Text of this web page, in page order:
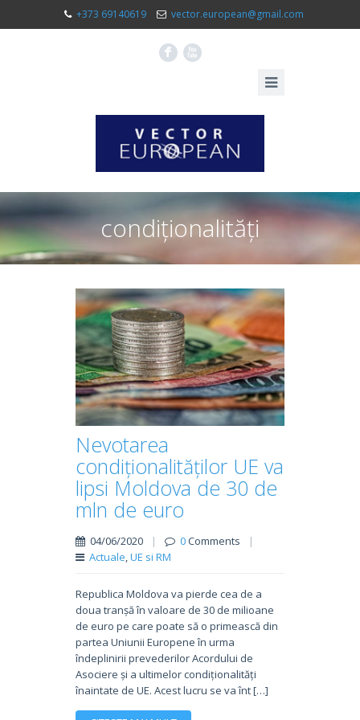
+373 69140619 vector.european@gmail.com
F X
condiționalități
Nevotarea
condiționalităților UE va
lipsi Moldova de 30 de
mln de euro
04/06/2020 | 0Comments
|
Actuale,UE si RM
Republica Moldova va pierde cea de a
doua tranșă în valoare de 30 de milioane
de euro pe care poate să o primească din
partea Uniunii Europene în urma
îndeplinirii prevederilor Acordului de
Asociere și a ultimelor condiționalități
înaintate de UE. Acest lucru se va înt […]